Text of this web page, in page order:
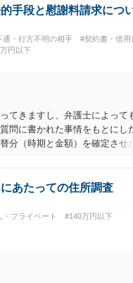
意思」がどこにあるのかを追
なかなか難しい問題なので、
ません。
を経由する方法より難しくな
屈があるかどうかを確認して
には返金請求ができません。
どうかを確認していきます。
あるかどうかも精査します。
あると判断できるのであれば
るでしょう。 ご理解のとおり
ません。 刑事事件化が出来る
性がありますが、民事上の詐
。 こちらについては、一度、
してください。 具体的な見
手段と慰謝料請求につ
通・行方不明の相手
#契約書・借用
円以下
てきますし、弁護士によって
問に書かれた事情をもとにし
分（時期と金額）を確定させ
れる可能性が高そうであれば
分空転する）になりますし、
手方の住所地が管轄裁判所に
は）対応が面倒な場合がある
解で減額を考慮すればよいと
返ってこず、返済の目処も立
あたっての住所調査
・プライベート
#140万円以下